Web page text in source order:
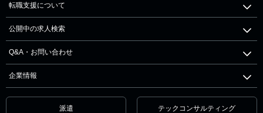
転職支援について
公開中の求人検索
Q&A・お問い合わせ
企業情報
派遣 テックコンサルティング